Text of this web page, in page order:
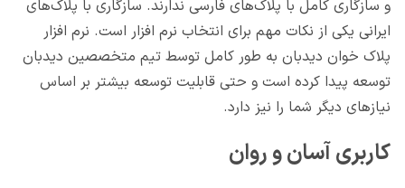
و سازگاری کامل با پلاک‌های فارسی ندارند. سازگاری با پلاک‌های
ایرانی یکی از نکات مهم برای انتخاب نرم افزار است. نرم افزار
پلاک خوان دیدبان به طور کامل توسط تیم متخصصین دیدبان
توسعه پیدا کرده است و حتی قابلیت توسعه بیشتر بر اساس
نیازهای دیگر شما را نیز دارد.
کاربری آسان و روان